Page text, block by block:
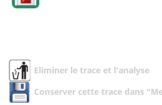
Eliminer le trace et l'analyse
Conserver cette trace dans